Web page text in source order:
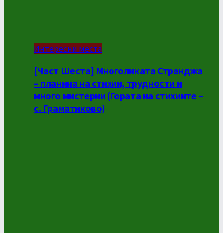
Интересни места
[Част Шеста] Многоликата Странджа
– планина на стихии, трудности и
много мистерии (Гората на стихиите –
с. Граматиково)